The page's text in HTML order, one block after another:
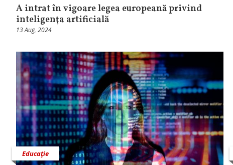
A intrat în vigoare legea europeană privind
inteligenţa artificială
13 Aug, 2024
Educaţie